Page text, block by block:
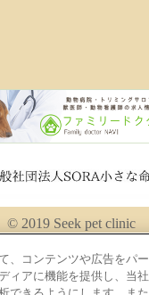
© 2019 Seek pet clinic
、コンテンツや広告をパ
ィアに機能を提供し、当